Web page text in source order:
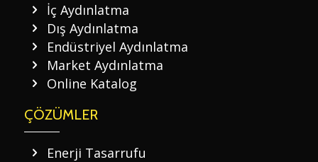
İç Aydınlatma
Dış Aydınlatma
Endüstriyel Aydınlatma
Market Aydınlatma
Online Katalog
ÇÖZÜMLER
Enerji Tasarrufu